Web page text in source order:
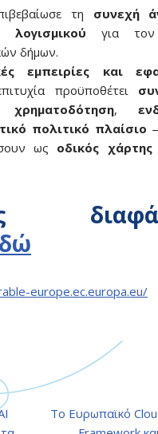
τη συνεχή
για τον
δήμων.
εμπειρίες και
προϋποθέτει
χρηματοδότηση,
πολιτικό πλαίσιο
ως οδικός χάρτης
europe.ec.europa.eu/
Το Ευρωπαϊκό